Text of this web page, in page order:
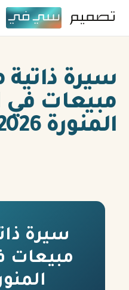
سيرة
مبيعات في
المنورة 2026
سيرة
مبيعات
المنورة